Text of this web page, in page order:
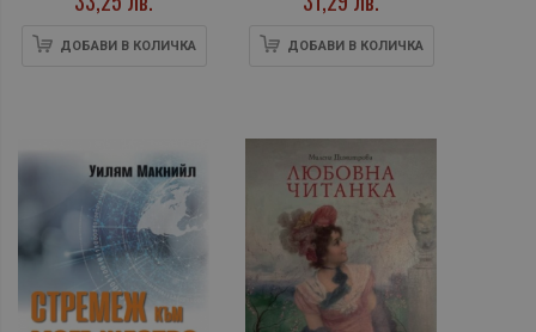
ДОБАВИ В КОЛИЧКА ДОБАВИ В КОЛИЧКА